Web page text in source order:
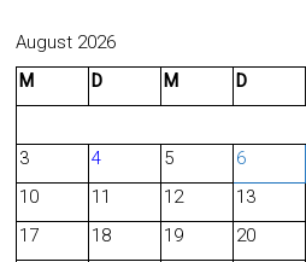
c
b
o
August 2026
M
D M D
3
4 5 6
10
11 12 13
17
18 19 20